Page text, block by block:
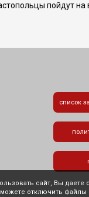
пойдут
список
сайт, Вы даете
отключить файлы